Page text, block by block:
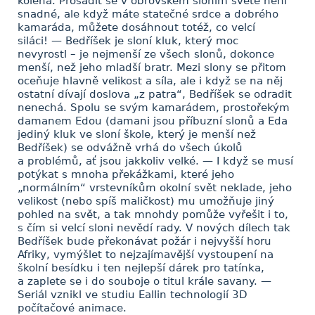
snadné, ale když máte statečné srdce a dobrého
kamaráda, můžete dosáhnout totéž, co velcí
siláci! — Bedříšek je sloní kluk, který moc
nevyrostl – je nejmenší ze všech slonů, dokonce
menší, než jeho mladší bratr. Mezi slony se přitom
oceňuje hlavně velikost a síla, ale i když se na něj
ostatní dívají doslova „z patra“, Bedříšek se odradit
nenechá. Spolu se svým kamarádem, prostořekým
damanem Edou (damani jsou příbuzní slonů a Eda
jediný kluk ve sloní škole, který je menší než
Bedříšek) se odvážně vrhá do všech úkolů
a problémů, ať jsou jakkoliv velké. — I když se musí
potýkat s mnoha překážkami, které jeho
„normálním“ vrstevníkům okolní svět neklade, jeho
velikost (nebo spíš maličkost) mu umožňuje jiný
pohled na svět, a tak mnohdy pomůže vyřešit i to,
s čím si velcí sloni nevědí rady. V nových dílech tak
Bedříšek bude překonávat požár i nejvyšší horu
Afriky, vymýšlet to nejzajímavější vystoupení na
školní besídku i ten nejlepší dárek pro tatínka,
a zaplete se i do souboje o titul krále savany. —
Seriál vznikl ve studiu Eallin technologií 3D
počítačové animace.